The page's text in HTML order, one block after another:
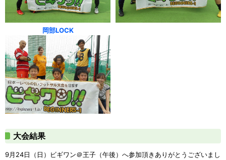
岡部LOCK
大会結果
9月24日（日）ビギワン＠王子（午後）へ参加頂きありがとうございまし